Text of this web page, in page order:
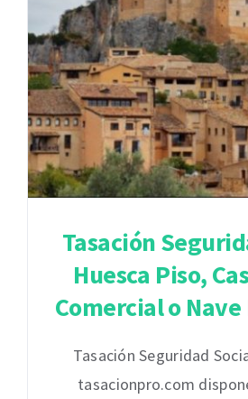
Tasación
Huesca Piso,
Comercial o
Tasación Seguridad
tasacionpro.com